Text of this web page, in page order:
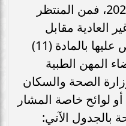
وعلى ضوء زيادة مرتبات 2024، فمن المنتظر
العادية مقابل
القيادة والإشراف المنصوص عليها بالمادة (11)
المهن الطبية
الصحة والسكان
لوائح خاصة المشار
بالجدول الآتي: